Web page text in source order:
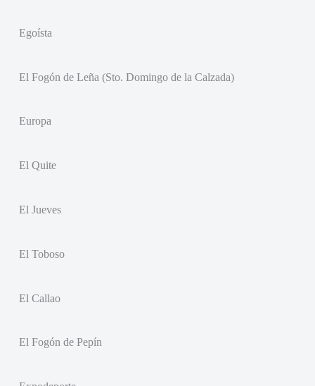
Egoísta
El Fogón de Leña (Sto. Domingo de la Calzada)
Europa
El Quite
El Jueves
El Toboso
El Callao
El Fogón de Pepín